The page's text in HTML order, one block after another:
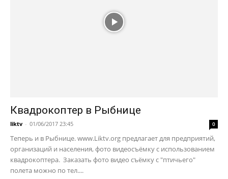
Квадрокоптер в Рыбнице
liktv - 01/06/2017 23:45 0
Теперь и в Рыбнице. www.Liktv.org предлагает для предприятий,
организаций и населения, фото видеосъёмку с использованием
квадрокоптера. Заказать фото видео съёмку с "птичьего"
полета можно по тел....